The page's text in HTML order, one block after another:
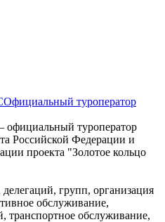
Официальный туроператор
туроператор
Российской Федерации и
проекта "Золотое кольцо
групп, организация
обслуживание,
транспортное обслуживание,